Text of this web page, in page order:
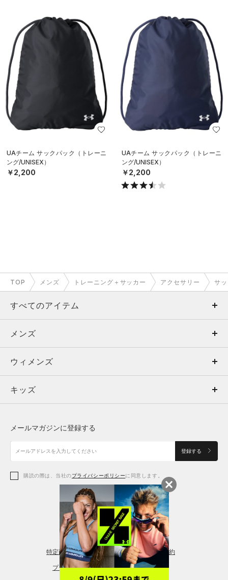
UAチーム サックパック（トレーニ
ング/UNISEX）
￥2,200
UAチーム サックパック（トレーニ
ング/UNISEX）
￥2,200
TOP メンズ トレーニング＋サッカー アクセサリー サ
すべてのアイテム
メンズ
ウィメンズ
キッズ
アクセサリー
メンズ
トップス
ボトムス
アクセサリー
ウィメンズ
トップス
シューズ
アクセサリー
レギンス＆タイツ
キッズ
シューズ
メールマガジンに登録する
登録する
購読の際は、当社のプライバシーポリシーに同意します。
特定商取引法に基づく通販の表記 会員規約
プライバシーポリシー